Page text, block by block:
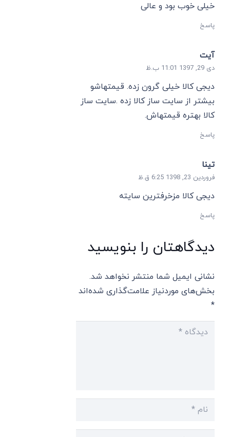
خیلی خوب بود و عالی
پاسخ
آیت
دی 29, 1397 11:01 ب.ظ
دیجی کالا خیلی گرون زده. قیمتهاشو
بیشتر از سایت ساز کالا زده .سایت ساز
کالا بهتره قیمتهاش.
پاسخ
تینا
فروردین 23, 1398 6:25 ق.ظ
دیجی کالا مزخرفترین سایته
پاسخ
دیدگاهتان را بنویسید
نشانی ایمیل شما منتشر نخواهد شد.
بخش‌های موردنیاز علامت‌گذاری شده‌اند
*